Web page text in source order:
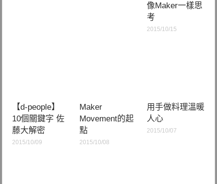
像Maker一樣思
考
2015/10/15
【d-people】
10個關鍵字 佐
藤大解密
2015/10/09
Maker
Movement的起
點
2015/10/08
用手做料理溫暖
人心
2015/10/07